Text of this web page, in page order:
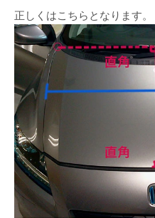
正しくはこちらとなります。